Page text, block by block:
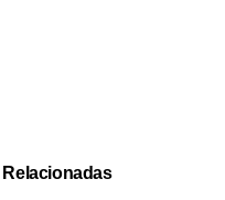
Relacionadas